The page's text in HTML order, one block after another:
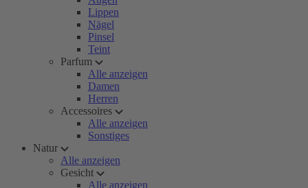
Lippen
Nägel
Pinsel
Teint
Parfum
Alle anzeigen
Damen
Herren
Accessoires
Alle anzeigen
Sonstiges
Natur
Alle anzeigen
Gesicht
Alle anzeigen